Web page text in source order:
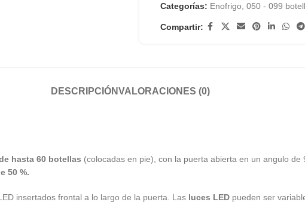
Categorías: Enofrigo 050 - 099
Compartir:
DESCRIPCIÓNVALORACIONES (0)
hasta 60 botellas (colocadas en pie), con la puerta abierta en un angulo
50 %.
insertados frontal a lo largo de la puerta. Las luces LED pueden ser